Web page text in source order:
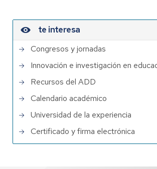
te interesa
Congresos y jornadas
Innovación e investigación en
Recursos del ADD
Calendario académico
Universidad de la experiencia
Certificado y firma electrónica